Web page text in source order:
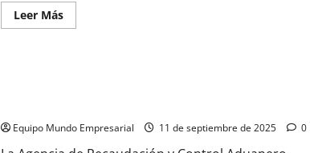
Leer MásLeer
más
camionero
la
Equipo Mundo Empresarial 11 de septiembre de 2025 0